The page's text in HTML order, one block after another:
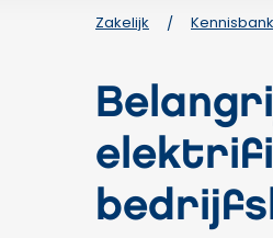
leeft
Zakelijk / Kennisbank